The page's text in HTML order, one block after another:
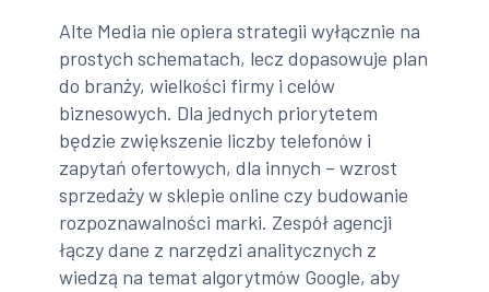
Alte Media nie opiera strategii wyłącznie na
prostych schematach, lecz dopasowuje plan
do branży, wielkości firmy i celów
biznesowych. Dla jednych priorytetem
będzie zwiększenie liczby telefonów i
zapytań ofertowych, dla innych – wzrost
sprzedaży w sklepie online czy budowanie
rozpoznawalności marki. Zespół agencji
łączy dane z narzędzi analitycznych z
wiedzą na temat algorytmów Google, aby